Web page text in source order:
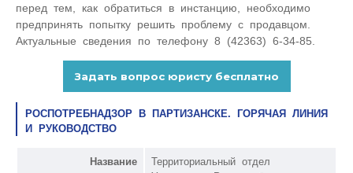
перед тем, как обратиться в инстанцию, необходимо
предпринять попытку решить проблему с продавцом.
Актуальные сведения по телефону 8 (42363) 6-34-85.
РОСПОТРЕБНАДЗОР В ПАРТИЗАНСКЕ. ГОРЯЧАЯ ЛИНИЯ
И РУКОВОДСТВО
Название
Территориальный отдел